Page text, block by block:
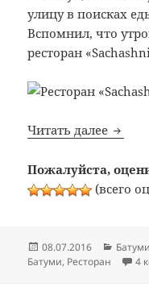
улицу в поисках
Вспомнил, что
ресторан
Читать далее Bon
Пожалуйста,
(всего
Опубликовано
08.07.2016 Батуми
Батуми, Ресторан 4